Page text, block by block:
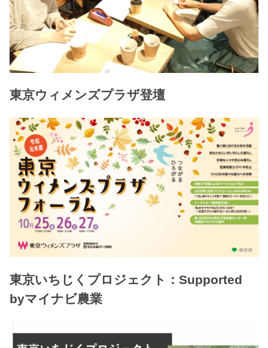
東京ウィメンズプラザ登壇
東京いちじくプロジェクト：Supported
byマイナビ農業